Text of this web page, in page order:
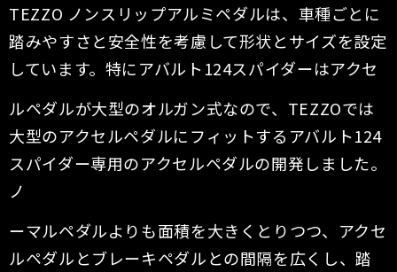
TEZZO ノンスリップアルミペダルは、車種ごとに
踏みやすさと安全性を考慮して形状とサイズを設定
しています。特にアバルト124スパイダーはアクセ
ルペダルが大型のオルガン式なので、TEZZOでは
大型のアクセルペダルにフィットするアバルト124
スパイダー専用のアクセルペダルの開発しました。
ノ
ーマルペダルよりも面積を大きくとりつつ、アクセ
ルペダルとブレーキペダルとの間隔を広くし、踏